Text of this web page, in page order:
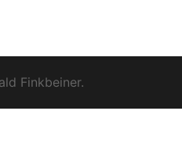
Finkbeiner.